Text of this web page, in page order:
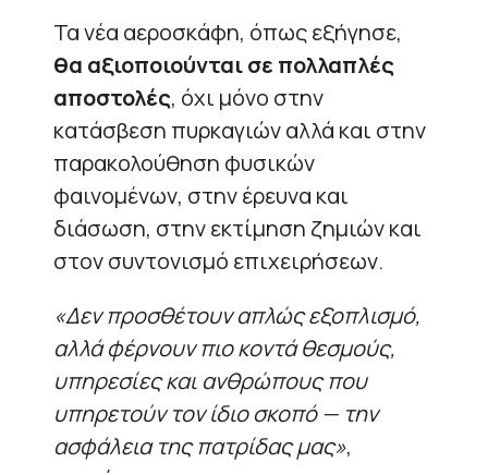
Τα νέα αεροσκάφη, όπως εξήγησε,
θα αξιοποιούνται σε πολλαπλές
αποστολές, όχι μόνο στην
κατάσβεση πυρκαγιών αλλά και στην
παρακολούθηση φυσικών
φαινομένων, στην έρευνα και
διάσωση, στην εκτίμηση ζημιών και
στον συντονισμό επιχειρήσεων.
«Δεν προσθέτουν απλώς εξοπλισμό,
αλλά φέρνουν πιο κοντά θεσμούς,
υπηρεσίες και ανθρώπους που
υπηρετούν τον ίδιο σκοπό — την
ασφάλεια της πατρίδας μας»,